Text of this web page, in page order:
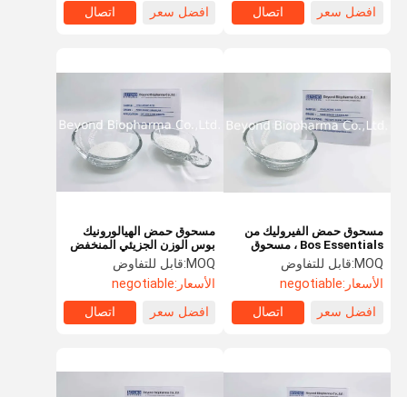
افضل سعر
اتصال
افضل سعر
اتصال
مسحوق حمض الفيروليك من
Bos Essentials ، مسحوق
مصل حمض الهيالورونيك النقي
MOQ: قابل للتفاوض
الأسعار:negotiable
افضل سعر
اتصال
مسحوق حمض الهيالورونيك
بوس الوزن الجزيئي المنخفض
لصناعة مستحضرات التجميل
MOQ: قابل للتفاوض
الأسعار:negotiable
افضل سعر
اتصال